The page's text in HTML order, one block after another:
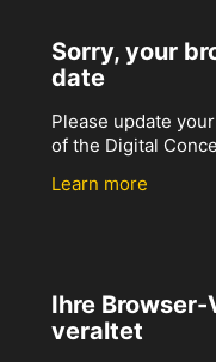
Sorry, your
date
Please update
of the Digital
Learn more
Ihre
veraltet